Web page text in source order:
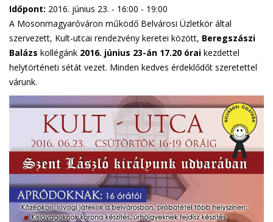
Időpont: 2016. június 23. - 16:00 - 19:00
A Mosonmagyaróváron működő Belvárosi Üzletkör által
szervezett, Kult-utcai rendezvény keretei között, Beregszászi
Balázs kollégánk 2016. június 23-án 17.20 órai kezdettel
helytörténeti sétát vezet. Minden kedves érdeklődőt szeretettel
várunk.